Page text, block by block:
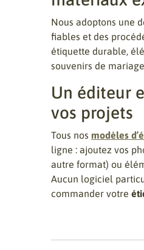
Nous adoptons une
fiables et des
étiquette durable,
souvenirs de
Un éditeur
vos projets
Tous nos modèles
ligne : ajoutez vos
autre format) ou
Aucun logiciel
commander votre